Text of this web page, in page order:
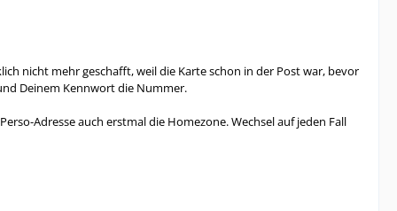
außerhalb der Homezone bin und vorher 2
sofort mit dre Hotline von Vodafone das
nicht mehr geschafft, weil die Karte schon in der Post war, bevor
Deinem Kennwort die Nummer.
Adresse auch erstmal die Homezone. Wechsel auf jeden Fall